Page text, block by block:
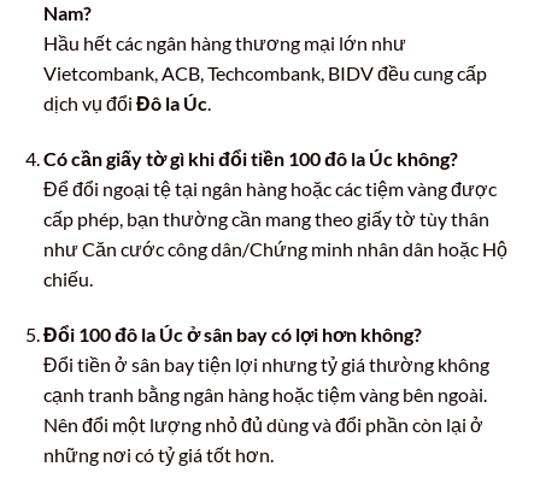
Nam?
Hầu hết các ngân hàng thương mại lớn như
Vietcombank, ACB, Techcombank, BIDV đều cung cấp
dịch vụ đổi Đô la Úc.
Có cần giấy tờ gì khi đổi tiền 100 đô la Úc không?
Để đổi ngoại tệ tại ngân hàng hoặc các tiệm vàng được
cấp phép, bạn thường cần mang theo giấy tờ tùy thân
như Căn cước công dân/Chứng minh nhân dân hoặc Hộ
chiếu.
Đổi 100 đô la Úc ở sân bay có lợi hơn không?
Đổi tiền ở sân bay tiện lợi nhưng tỷ giá thường không
cạnh tranh bằng ngân hàng hoặc tiệm vàng bên ngoài.
Nên đổi một lượng nhỏ đủ dùng và đổi phần còn lại ở
những nơi có tỷ giá tốt hơn.